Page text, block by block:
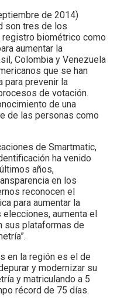
de 2014)
son tres de los
biométrico como
aumentar la
Colombia y Venezuela
que se han
para prevenir la
de votación.
de una
de las personas como
de Smartmatic,
ha venido
años,
en los
reconocen el
para aumentar la
aumenta el
sus plataformas de
en la región es el de
y modernizar su
y matriculando a 5
récord de 75 días.